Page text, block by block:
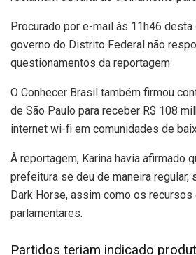
Procurado por e-mail às 11h46 desta
governo do Distrito Federal não
questionamentos da reportagem.
O Conhecer Brasil também firmou
de São Paulo para receber R$ 108
internet wi-fi em comunidades de
À reportagem, Karina havia afirmado
prefeitura se deu de maneira regular,
Dark Horse, assim como os recursos
parlamentares.
Partidos teriam indicado